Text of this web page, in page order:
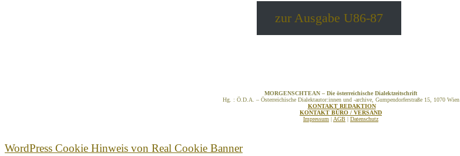
zur Ausgabe U86-87
MORGENSCHTEAN – Die österreichische Dialektzeitschrift
Hg. : Ö.D.A. – Österreichische Dialektautor:innen und -archive, Gumpendorferstraße 15, 1070 Wien
KONTAKT REDAKTION
KONTAKT BÜRO / VERSAND
Impressum |AGB | Datenschutz
WordPress Cookie Hinweis von Real Cookie Banner